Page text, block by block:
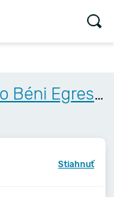
Mestské kultúrne stredisko Béni Egressyho - Egressy Béni Városi Művelődési Központ
Stiahnuť